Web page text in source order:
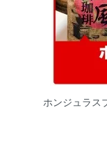
ホンジュラス